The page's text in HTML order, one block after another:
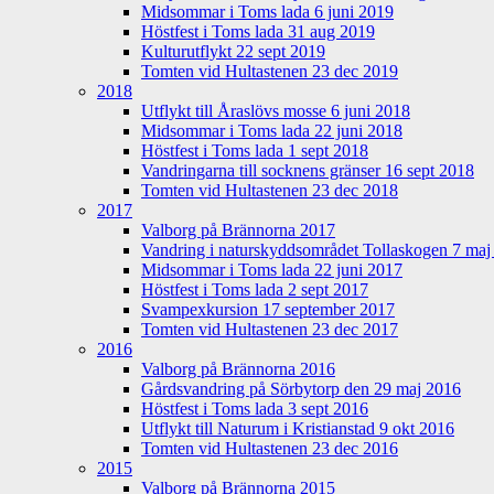
Midsommar i Toms lada 6 juni 2019
Höstfest i Toms lada 31 aug 2019
Kulturutflykt 22 sept 2019
Tomten vid Hultastenen 23 dec 2019
2018
Utflykt till Åraslövs mosse 6 juni 2018
Midsommar i Toms lada 22 juni 2018
Höstfest i Toms lada 1 sept 2018
Vandringarna till socknens gränser 16 sept 2018
Tomten vid Hultastenen 23 dec 2018
2017
Valborg på Brännorna 2017
Vandring i naturskyddsområdet Tollaskogen 7
Midsommar i Toms lada 22 juni 2017
Höstfest i Toms lada 2 sept 2017
Svampexkursion 17 september 2017
Tomten vid Hultastenen 23 dec 2017
2016
Valborg på Brännorna 2016
Gårdsvandring på Sörbytorp den 29 maj 2016
Höstfest i Toms lada 3 sept 2016
Utflykt till Naturum i Kristianstad 9 okt 2016
Tomten vid Hultastenen 23 dec 2016
2015
Valborg på Brännorna 2015